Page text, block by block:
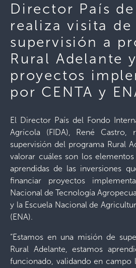
Director País de
realiza visita de
supervisión a
Rural Adelante
proyectos
por CENTA y
El Director País del Fondo
Agrícola (FIDA), René Castro,
supervisión del programa Rural
valorar cuáles son los
aprendidas de las inversiones
financiar proyectos
Nacional de Tecnología
y la Escuela Nacional de
(ENA).
“Estamos en una misión de
Rural Adelante, estamos
funcionado, validando en campo